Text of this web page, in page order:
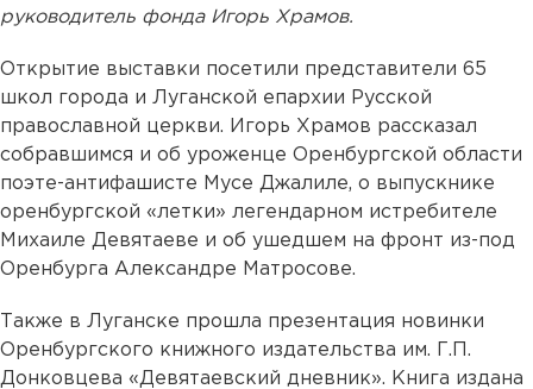
руководитель фонда Игорь Храмов.
Открытие выставки посетили представители 65
школ города и Луганской епархии Русской
православной церкви. Игорь Храмов рассказал
собравшимся и об уроженце Оренбургской области
поэте-антифашисте Мусе Джалиле, о выпускнике
оренбургской «летки» легендарном истребителе
Михаиле Девятаеве и об ушедшем на фронт из-под
Оренбурга Александре Матросове.
Также в Луганске прошла презентация новинки
Оренбургского книжного издательства им. Г.П.
Донковцева «Девятаевский дневник». Книга издана